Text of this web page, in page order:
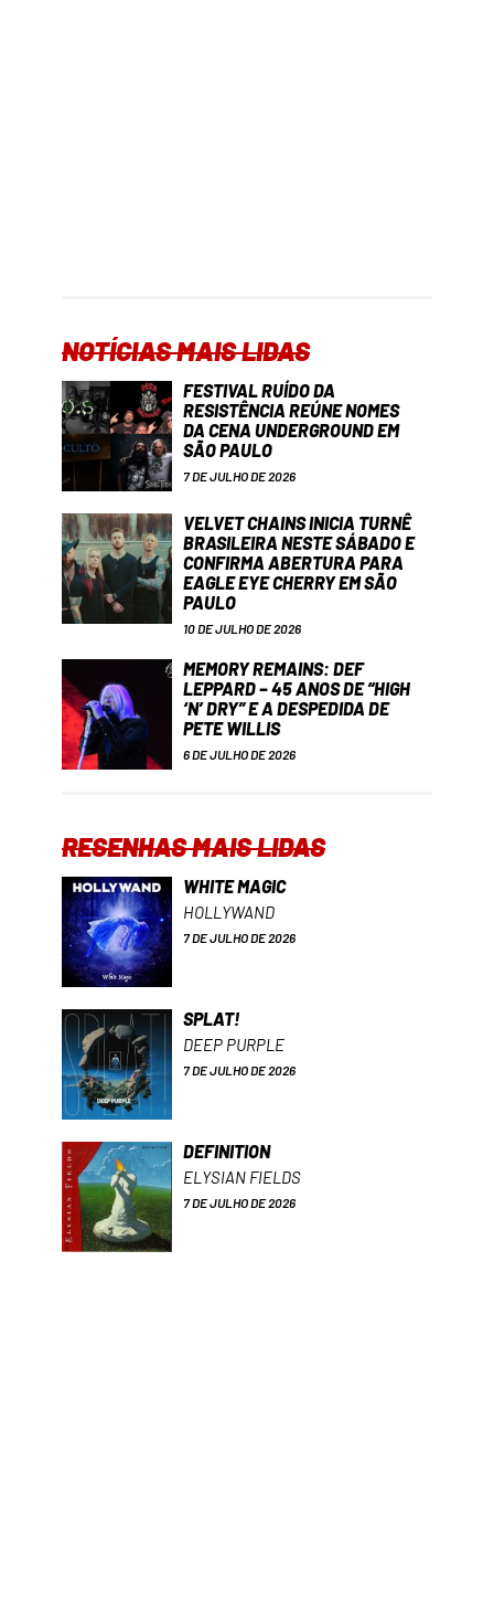
NOTÍCIAS MAIS LIDAS
FESTIVAL RUÍDO DA
RESISTÊNCIA REÚNE NOMES
DA CENA UNDERGROUND EM
SÃO PAULO
7 DE JULHO DE 2026
VELVET CHAINS INICIA TURNÊ
BRASILEIRA NESTE SÁBADO E
CONFIRMA ABERTURA PARA
EAGLE EYE CHERRY EM SÃO
PAULO
10 DE JULHO DE 2026
MEMORY REMAINS: DEF
LEPPARD – 45 ANOS DE “HIGH
‘N’ DRY” E A DESPEDIDA DE
PETE WILLIS
6 DE JULHO DE 2026
RESENHAS MAIS LIDAS
WHITE MAGIC
HOLLYWAND
7 DE JULHO DE 2026
SPLAT!
DEEP PURPLE
7 DE JULHO DE 2026
DEFINITION
ELYSIAN FIELDS
7 DE JULHO DE 2026